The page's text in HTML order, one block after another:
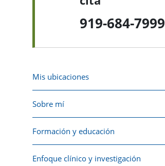
919-684-7999
Mis ubicaciones
Sobre mí
Formación y educación
Enfoque clínico y investigación